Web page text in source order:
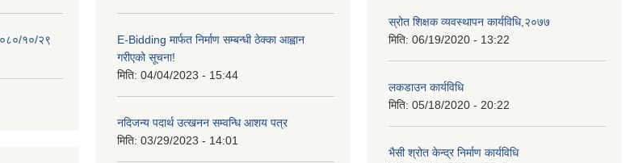
१०/२९
E-Bidding मार्फत निर्माण सम्बन्धी ठेक्का आह्वान
गरीएको सूचना!
मिति: 04/04/2023 - 15:44
नदिजन्य पदार्थ उत्खनन सम्वन्धि आशय पत्र
मिति: 03/29/2023 - 14:01
स्रोत शिक्षक व्यवस्थापन कार्यविधि,२०७७
मिति: 06/19/2020 - 13:22
लकडाउन कार्यविधि
मिति: 05/18/2020 - 20:22
भैसी श्रोत केन्द्र निर्माण कार्यविधि